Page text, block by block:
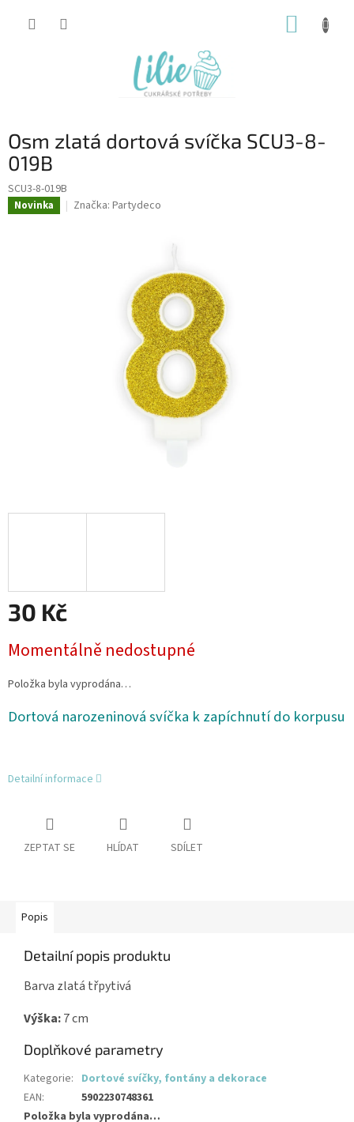
Osm zlatá dortová svíčka SCU3-8-
019B
SCU3-8-019B
Novinka Značka: Partydeco
30 Kč
cena:
Momentálně nedostupné
Položka byla vyprodána…
Dortová narozeninová svíčka k zapíchnutí do korpusu
Detailní informace
ZEPTAT SE HLÍDAT SDÍLET
Popis
Detailní popis produktu
Barva zlatá třpytivá
Výška:7 cm
Doplňkové parametry
Kategorie: Dortové svíčky, fontány a dekorace
EAN:
5902230748361
Položka byla vyprodána…